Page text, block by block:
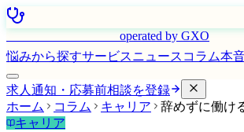
operated by GXO
悩みから探すサービスニュース コラム本
求人通知・応募前相談を登録
ホーム
コラム キャリア
辞めずに働け
キャリア